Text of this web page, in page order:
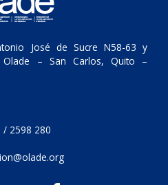
José de Sucre N58-63 y
Olade – San Carlos, Quito –
/ 2598 280